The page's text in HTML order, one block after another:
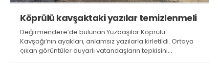
Köprülü kavşaktaki yazılar temizlenmeli
Değirmendere’de bulunan Yüzbaşılar Köprülü
Kavşağı’nın ayakları, anlamsız yazılarla kirletildi. Ortaya
çıkan görüntüler duyarlı vatandaşların tepkisini